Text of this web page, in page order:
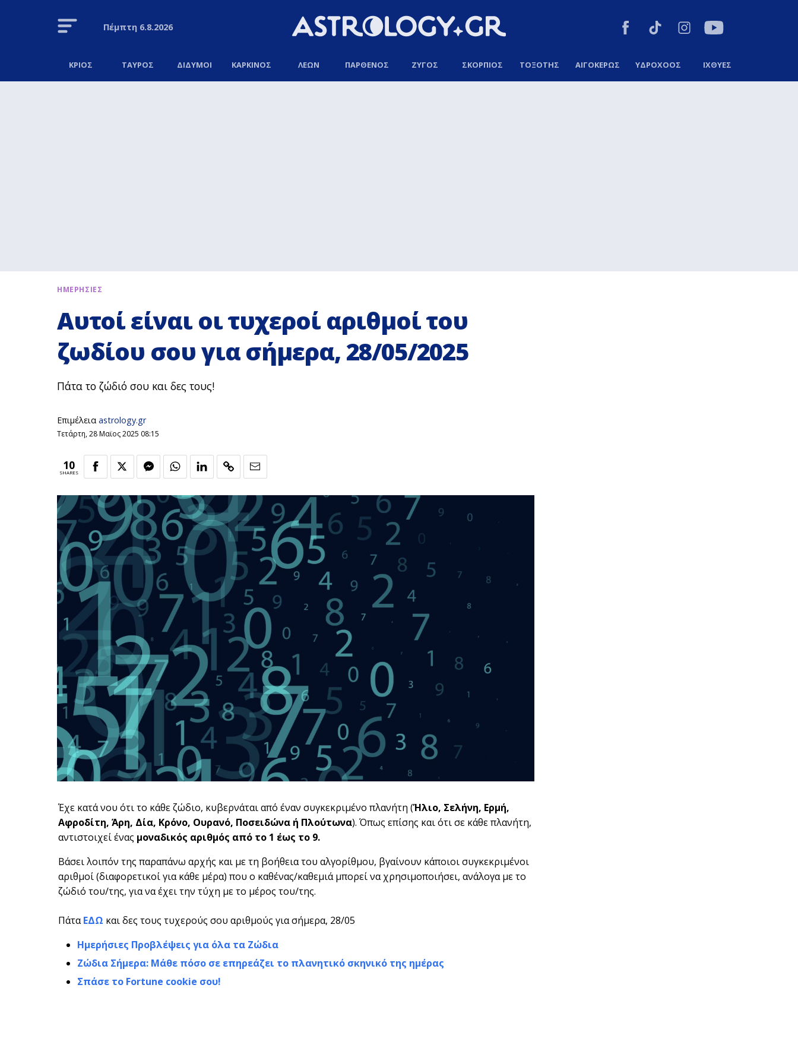
Πέμπτη6.8.2026
ΚΡΙΟΣ ΤΑΥΡΟΣ ΔΙΔΥΜΟΙ ΚΑΡΚΙΝΟΣ ΛΕΩΝ ΠΑΡΘΕΝΟΣ ΖΥΓΟΣ ΣΚΟΡΠΙΟΣ ΤΟΞΟΤΗΣ ΑΙΓΟΚΕΡΩΣ ΥΔΡΟΧΟΟΣ ΙΧΘΥΕΣ
ΗΜΕΡΗΣΙΕΣ
Αυτοί είναι οι τυχεροί αριθμοί του
ζωδίου σου για σήμερα, 28/05/2025
Πάτα το ζώδιό σου και δες τους!
Επιμέλεια astrology.gr
Τετάρτη, 28 Μαϊος 2025 08:15
10
SHARES
Έχε κατά νου ότι το κάθε ζώδιο, κυβερνάται από έναν συγκεκριμένο πλανήτη (Ήλιο, Σελήνη, Ερμή,
Αφροδίτη, Άρη, Δία, Κρόνο, Ουρανό, Ποσειδώνα ή Πλούτωνα). Όπως επίσης και ότι σε κάθε πλανήτη,
αντιστοιχεί ένας μοναδικός αριθμός από το 1 έως το 9.
Βάσει λοιπόν της παραπάνω αρχής και με τη βοήθεια του αλγορίθμου, βγαίνουν κάποιοι συγκεκριμένοι
αριθμοί (διαφορετικοί για κάθε μέρα) που ο καθένας/καθεμιά μπορεί να χρησιμοποιήσει, ανάλογα με το
ζώδιό του/της, για να έχει την τύχη με το μέρος του/της.
ΠάταΕΔΩ και δες τους τυχερούς σου αριθμούς για σήμερα, 28/05
Ημερήσιες Προβλέψεις για όλα τα Ζώδια
Ζώδια Σήμερα: Μάθε πόσο σε επηρεάζει το πλανητικό σκηνικό της ημέρας
Σπάσε το Fortune cookie σου!